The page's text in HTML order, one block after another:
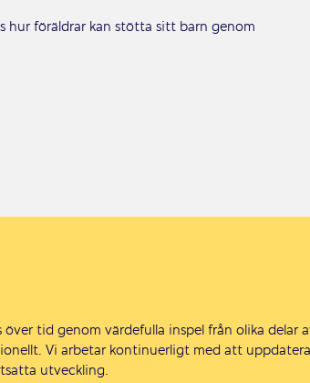
hur föräldrar kan stötta sitt barn genom
tid genom värdefulla inspel från olika delar
Vi arbetar kontinuerligt med att uppdatera
utveckling.